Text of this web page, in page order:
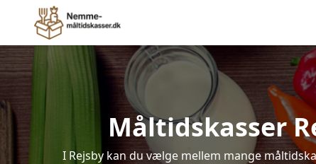
Måltidskasser
I Rejsby kan du vælge mellem mange